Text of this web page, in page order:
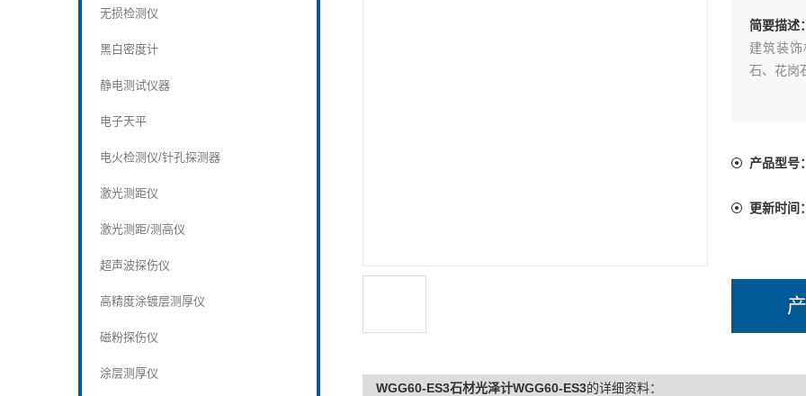
无损检测仪
黑白密度计
静电测试仪器
电子天平
电火检测仪/针孔探测器
激光测距仪
激光测距/测高仪
超声波探伤仪
高精度涂镀层测厚仪
磁粉探伤仪
涂层测厚仪
简要描述：
建筑装
石、花岗
产品型号：
更新时间：
WGG60-ES3石材光泽计WGG60-ES3的详细资料：